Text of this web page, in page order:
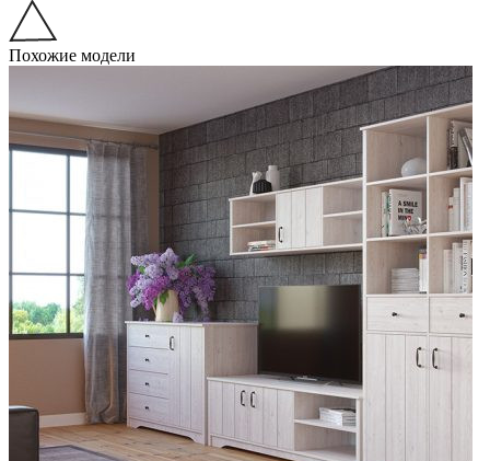
Похожие модели